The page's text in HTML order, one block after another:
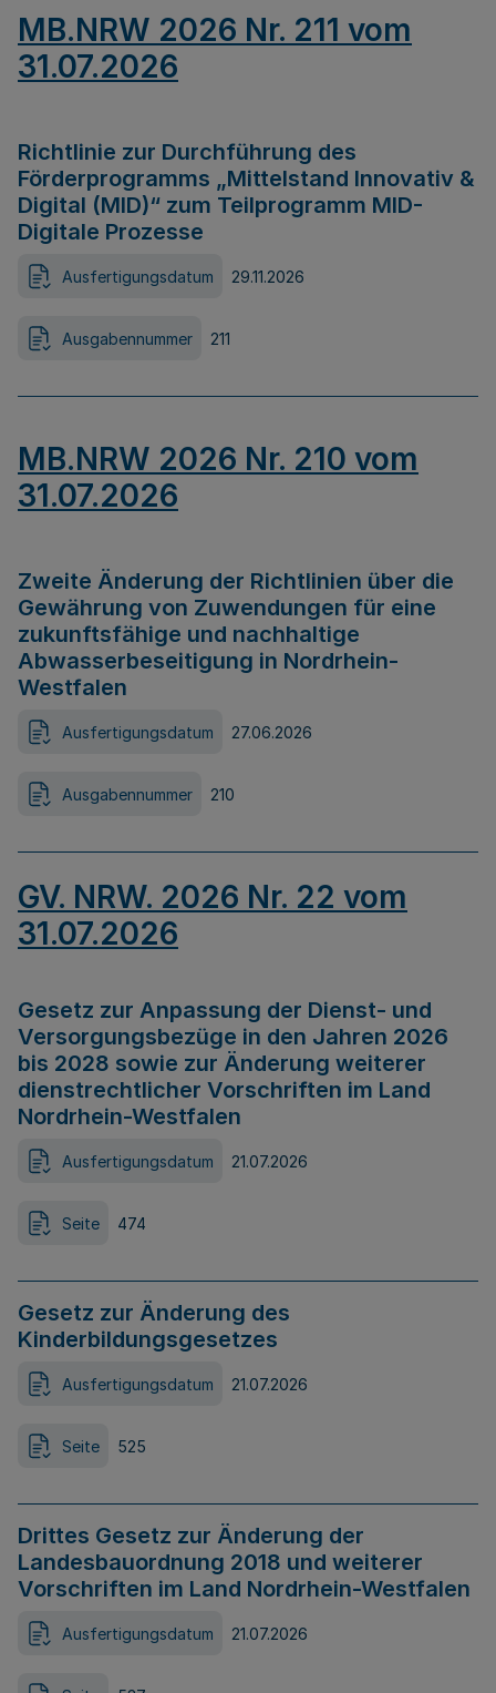
MB.NRW 2026 Nr. 211 vom
31.07.2026
Richtlinie zur Durchführung des
Förderprogramms „Mittelstand Innovativ &
Digital (MID)“ zum Teilprogramm MID-
Digitale Prozesse
Ausfertigungsdatum 29.11.2026
Ausgabennummer 211
MB.NRW 2026 Nr. 210 vom
31.07.2026
Zweite Änderung der Richtlinien über die
Gewährung von Zuwendungen für eine
zukunftsfähige und nachhaltige
Abwasserbeseitigung in Nordrhein-
Westfalen
Ausfertigungsdatum 27.06.2026
Ausgabennummer 210
GV. NRW. 2026 Nr. 22 vom
31.07.2026
Gesetz zur Anpassung der Dienst- und
Versorgungsbezüge in den Jahren 2026
bis 2028 sowie zur Änderung weiterer
dienstrechtlicher Vorschriften im Land
Nordrhein-Westfalen
Ausfertigungsdatum 21.07.2026
Seite 474
Gesetz zur Änderung des
Kinderbildungsgesetzes
Ausfertigungsdatum 21.07.2026
Seite 525
Drittes Gesetz zur Änderung der
Landesbauordnung 2018 und weiterer
Vorschriften im Land Nordrhein-Westfalen
Ausfertigungsdatum 21.07.2026